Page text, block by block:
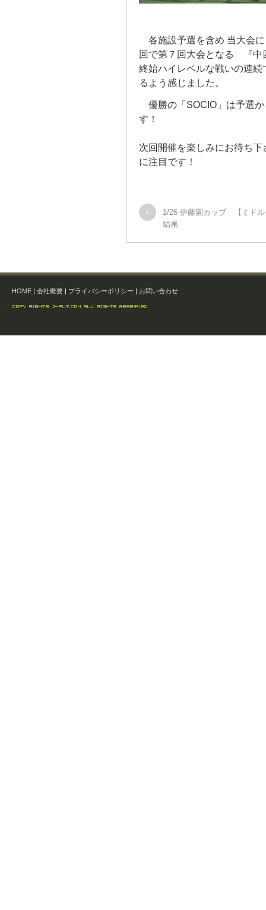
各施設予選を含め 当大会
回で第７回大会となる 『
終始ハイレベルな戦いの連
るよう感じました。
優勝の「SOCIO」は予選
す！
次回開催を楽しみにお待ち
に注目です！
1/26 伊藤園カップ 【ミド
結果
HOME | 会社概要 | プライバシーポリシー | お問い合わせ